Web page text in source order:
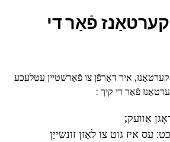
קערטאַנז פֿאַר די
קערטאַנז, איר דאַרפֿן צו פֿאַרשטיין עטלעכע
פֿאַר די קיך :
אַוועק;
עס איז גוט צו לאָזן זונשייַן